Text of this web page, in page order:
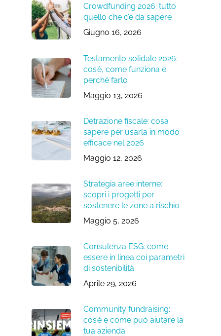
Crowdfunding 2026: tutto
quello che c’è da sapere
Giugno 16, 2026
Testamento solidale 2026:
cos’è, come funziona e
perché farlo
Maggio 13, 2026
Detrazione fiscale: cosa
sapere per usarla in modo
efficace nel 2026
Maggio 12, 2026
Strategia aree interne:
scopri i progetti per
sostenere le zone a rischio
Maggio 5, 2026
Consulenza ESG: come
essere in linea coi parametri
di sostenibilità
Aprile 29, 2026
Community fundraising:
cos’è e come può aiutare la
tua azienda